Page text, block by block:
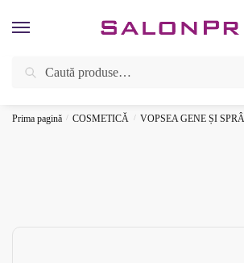
Caută
Caută
ÎNREGISTREAZĂ-TE SI BENEFICIEAZĂ DE
Prima pagină / COSMETICĂ / VOPSEA GENE ȘI